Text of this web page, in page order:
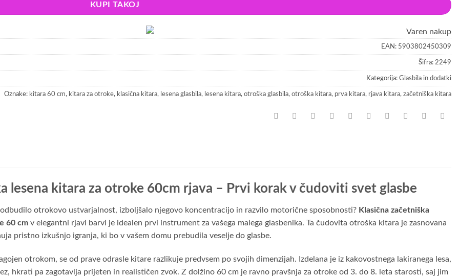
KUPI TAKOJ
EAN: 5903802450309
Šifra: 2249
Kategorija: Glasbila in dodatki
Oznake: kitara 60 cm, kitara za otroke, klasična kitara, lesena glasbila, lesena kitara, otroška glasbila, otroška kitara, prva kitara, rjava kitara, začetniška kitara
lesena kitara za otroke 60cm rjava – Prvi korak v čudoviti svet glasbe
otrokovo ustvarjalnost, izboljšalo njegovo koncentracijo in razvilo motorične sposobnosti? Klasična začetniška
60 cm v elegantni rjavi barvi je idealen prvi instrument za vašega malega glasbenika. Ta čudovita otroška kitara je zasnovana
pristno izkušnjo igranja, ki bo v vašem domu prebudila veselje do glasbe.
otrokom, se od prave odrasle kitare razlikuje predvsem po svojih dimenzijah. Izdelana je iz kakovostnega lakiranega lesa,
hkrati pa zagotavlja prijeten in realističen zvok. Z dolžino 60 cm je ravno pravšnja za otroke od 3. do 8. leta starosti, saj jim